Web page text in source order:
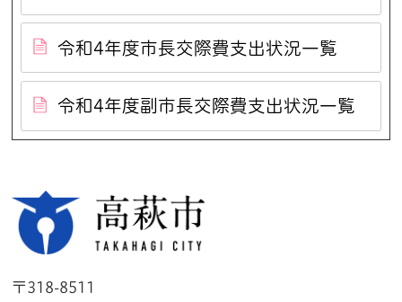
令和4年度市長交際費支出状況一覧
令和4年度副市長交際費支出状況一覧
〒318-8511